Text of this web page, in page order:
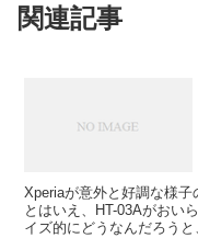
関連記事
Xperiaが意外と好調な様子
とはいえ、HT-03Aがおい
イズ的にどうなんだろう